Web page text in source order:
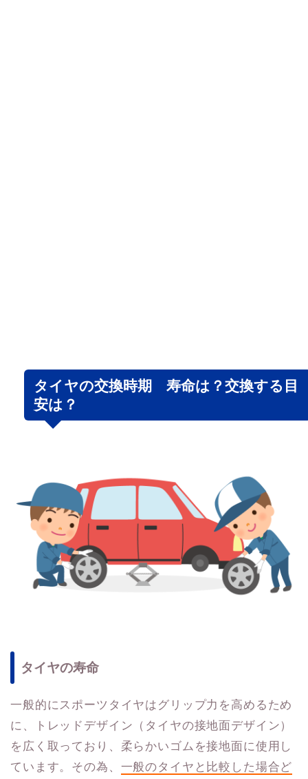
タイヤの交換時期 寿命は？交換する目
安は？
タイヤの寿命
一般的にスポーツタイヤはグリップ力を高めるため
に、トレッドデザイン（タイヤの接地面デザイン）
を広く取っており、柔らかいゴムを接地面に使用し
ています。その為、 一般のタイヤと比較した場合ど